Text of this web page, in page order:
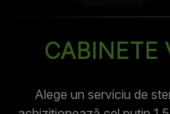
CABINETE